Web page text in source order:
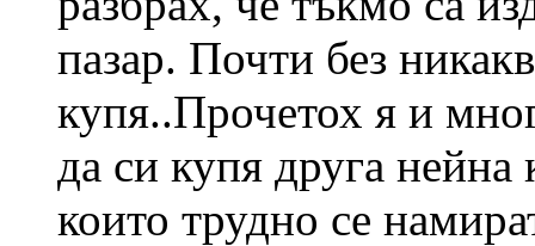
пазар. Почти без
купя..Прочетох я и
да си купя друга нейна
които трудно се